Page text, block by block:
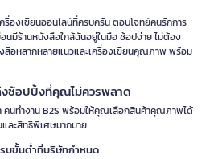
รื่องเขียนออนไลน์ที่ครบครัน ตอบโจทย์คนรักการ
นมีร้านหนังสือใกล้ฉันอยู่ในมือ ช้อปง่าย ไม่ต้อง
สือหลากหลายแนวและเครื่องเขียนคุณภาพ พร้อม
งช้อปปิ้งที่คุณไม่ควรพลาด
คนทำงาน B2S พร้อมให้คุณเลือกสินค้าคุณภาพได้
ละสิทธิพิเศษมากมาย
บขั้นต่ำที่บริษัทกำหนด